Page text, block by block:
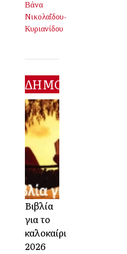
Βάνα
Νικολαΐδου-
Κυριανίδου
ΔΗΜΟΦΙΛΕΣΤΕΡΑ
Βιβλία
για το
καλοκαίρι
2026